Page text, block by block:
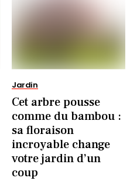
Jardin
Cet arbre pousse
comme du bambou :
sa floraison
incroyable change
votre jardin d’un
coup